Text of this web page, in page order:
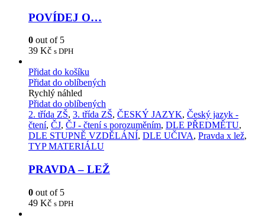
POVÍDEJ O…
0 out of 5
39 Kč s DPH
Přidat do košíku
Přidat do oblíbených
Rychlý náhled
Přidat do oblíbených
2. třída ZŠ, 3. třída ZŠ, ČESKÝ JAZYK, Český jazyk -
čtení, ČJ, ČJ - čtení s porozuměním, DLE PŘEDMĚTU,
DLE STUPNĚ VZDĚLÁNÍ, DLE UČIVA, Pravda x lež,
TYP MATERIÁLU
PRAVDA – LEŽ
0 out of 5
49 Kč s DPH